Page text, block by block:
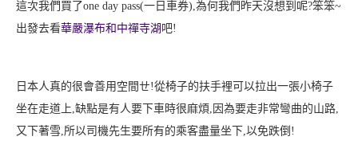
這次我們買了one day pass(一日車券),為何我們昨天沒想到呢?笨笨~
出發去看華嚴瀑布和中禪寺湖 吧!
日本人真的很會善用空間ㄝ!從椅子的扶手裡可以拉出一張小椅子
坐在走道上,缺點是有人要下車時很麻煩,因為要走非常彎曲的山路,
又下著雪,所以司機先生要所有的乘客盡量坐下,以免跌倒!